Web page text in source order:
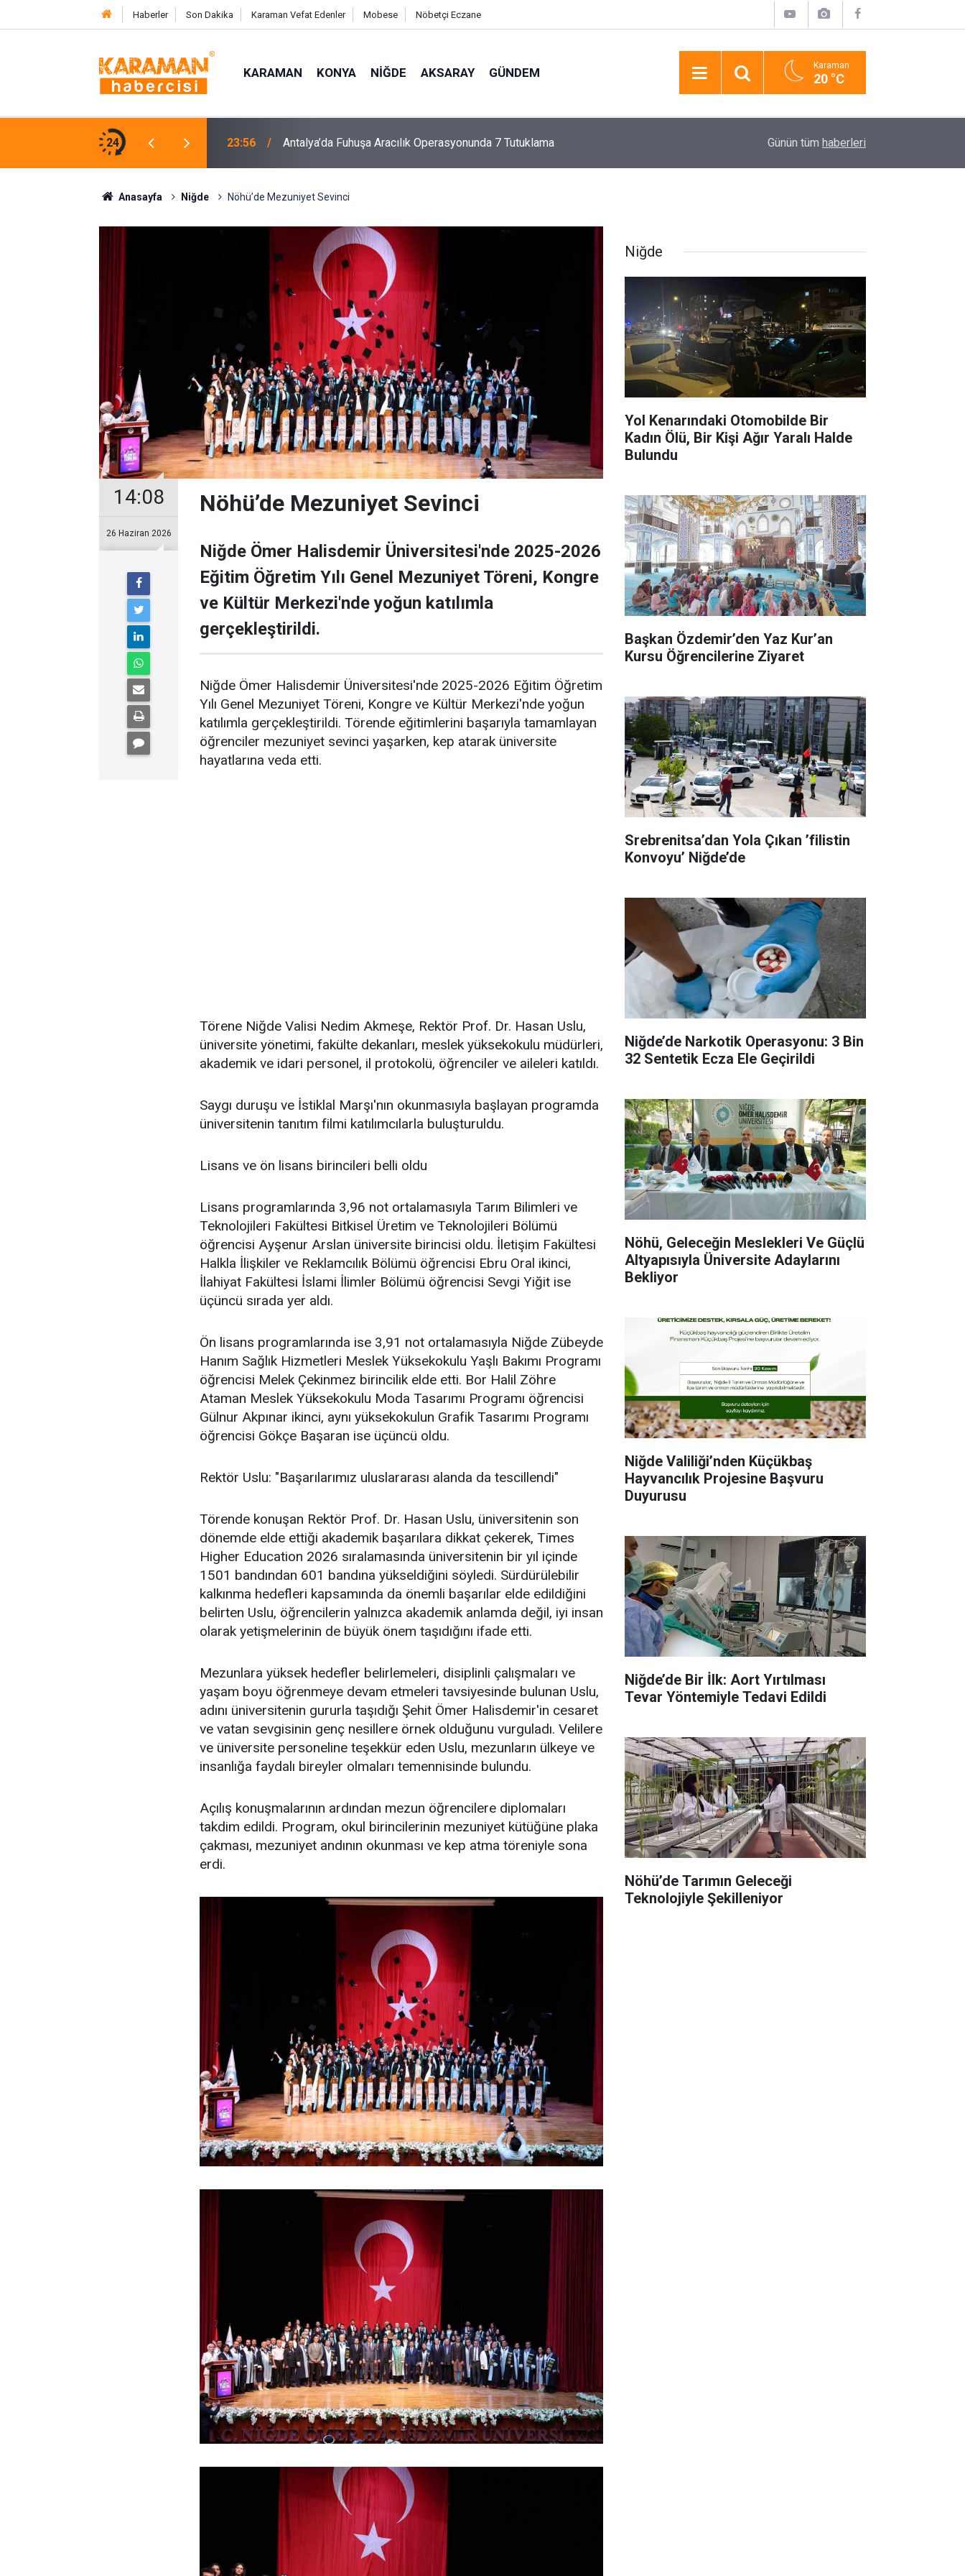
Haberler Son Dakika Karaman Vefat Edenler Mobese Nöbetçi Eczane
KARAMAN KONYA NIĞDE AKSARAY GÜNDEM Karaman
20 °C
24
7 Tutuklama 23:53 Hayatını Kaybettiği Gazetelerini Almayınca Anlaşıldı Yol Kenarındaki Otomobilde Bir Kadın Ölü, Bir
Günün tüm haberleri
Anasayfa Niğde Nöhü’de Mezuniyet Sevinci
14:08
26 Haziran 2026
Nöhü’de Mezuniyet Sevinci
Niğde Ömer Halisdemir Üniversitesi'nde 2025-2026
Eğitim Öğretim Yılı Genel Mezuniyet Töreni, Kongre
ve Kültür Merkezi'nde yoğun katılımla
gerçekleştirildi.
Niğde Ömer Halisdemir Üniversitesi'nde 2025-2026 Eğitim Öğretim
Yılı Genel Mezuniyet Töreni, Kongre ve Kültür Merkezi'nde yoğun
katılımla gerçekleştirildi. Törende eğitimlerini başarıyla tamamlayan
öğrenciler mezuniyet sevinci yaşarken, kep atarak üniversite
hayatlarına veda etti.
Törene Niğde Valisi Nedim Akmeşe, Rektör Prof. Dr. Hasan Uslu,
üniversite yönetimi, fakülte dekanları, meslek yüksekokulu müdürleri,
akademik ve idari personel, il protokolü, öğrenciler ve aileleri katıldı.
Saygı duruşu ve İstiklal Marşı'nın okunmasıyla başlayan programda
üniversitenin tanıtım filmi katılımcılarla buluşturuldu.
Lisans ve ön lisans birincileri belli oldu
Lisans programlarında 3,96 not ortalamasıyla Tarım Bilimleri ve
Teknolojileri Fakültesi Bitkisel Üretim ve Teknolojileri Bölümü
öğrencisi Ayşenur Arslan üniversite birincisi oldu. İletişim Fakültesi
Halkla İlişkiler ve Reklamcılık Bölümü öğrencisi Ebru Oral ikinci,
İlahiyat Fakültesi İslami İlimler Bölümü öğrencisi Sevgi Yiğit ise
üçüncü sırada yer aldı.
Ön lisans programlarında ise 3,91 not ortalamasıyla Niğde Zübeyde
Hanım Sağlık Hizmetleri Meslek Yüksekokulu Yaşlı Bakımı Programı
öğrencisi Melek Çekinmez birincilik elde etti. Bor Halil Zöhre
Ataman Meslek Yüksekokulu Moda Tasarımı Programı öğrencisi
Gülnur Akpınar ikinci, aynı yüksekokulun Grafik Tasarımı Programı
öğrencisi Gökçe Başaran ise üçüncü oldu.
Rektör Uslu: "Başarılarımız uluslararası alanda da tescillendi"
Törende konuşan Rektör Prof. Dr. Hasan Uslu, üniversitenin son
dönemde elde ettiği akademik başarılara dikkat çekerek, Times
Higher Education 2026 sıralamasında üniversitenin bir yıl içinde
1501 bandından 601 bandına yükseldiğini söyledi. Sürdürülebilir
kalkınma hedefleri kapsamında da önemli başarılar elde edildiğini
belirten Uslu, öğrencilerin yalnızca akademik anlamda değil, iyi insan
olarak yetişmelerinin de büyük önem taşıdığını ifade etti.
Mezunlara yüksek hedefler belirlemeleri, disiplinli çalışmaları ve
yaşam boyu öğrenmeye devam etmeleri tavsiyesinde bulunan Uslu,
adını üniversitenin gururla taşıdığı Şehit Ömer Halisdemir'in cesaret
ve vatan sevgisinin genç nesillere örnek olduğunu vurguladı. Velilere
ve üniversite personeline teşekkür eden Uslu, mezunların ülkeye ve
insanlığa faydalı bireyler olmaları temennisinde bulundu.
Açılış konuşmalarının ardından mezun öğrencilere diplomaları
takdim edildi. Program, okul birincilerinin mezuniyet kütüğüne plaka
çakması, mezuniyet andının okunması ve kep atma töreniyle sona
erdi.
Niğde
Yol Kenarındaki Otomobilde Bir
Kadın Ölü, Bir Kişi Ağır Yaralı Halde
Bulundu
Başkan Özdemir’den Yaz Kur’an
Kursu Öğrencilerine Ziyaret
Srebrenitsa’dan Yola Çıkan ’filistin
Konvoyu’ Niğde’de
Niğde’de Narkotik Operasyonu: 3 Bin
32 Sentetik Ecza Ele Geçirildi
Nöhü, Geleceğin Meslekleri Ve Güçlü
Altyapısıyla Üniversite Adaylarını
Bekliyor
Niğde Valiliği’nden Küçükbaş
Hayvancılık Projesine Başvuru
Duyurusu
Niğde’de Bir İlk: Aort Yırtılması
Tevar Yöntemiyle Tedavi Edildi
Nöhü’de Tarımın Geleceği
Teknolojiyle Şekilleniyor